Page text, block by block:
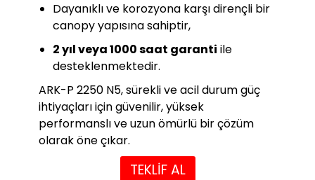
Dayanıklı ve korozyona karşı dirençli bir
canopy yapısına sahiptir,
2 yıl veya 1000 saat garanti ile
desteklenmektedir.
ARK-P 2250 N5, sürekli ve acil durum güç
ihtiyaçları için güvenilir, yüksek
performanslı ve uzun ömürlü bir çözüm
olarak öne çıkar.
TEKLİF AL